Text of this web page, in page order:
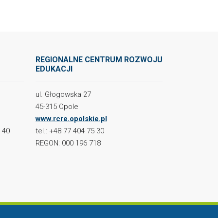
40
REGIONALNE CENTRUM ROZWOJU
EDUKACJI
ul. Głogowska 27
45-315 Opole
www.rcre.opolskie.pl
tel.: +48 77 404 75 30
REGON: 000 196 718